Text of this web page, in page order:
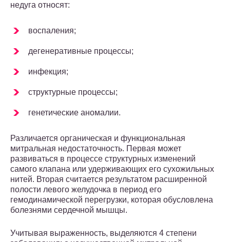
недуга относят:
воспаления;
дегенеративные процессы;
инфекция;
структурные процессы;
генетические аномалии.
Различается органическая и функциональная
митральная недостаточность. Первая может
развиваться в процессе структурных изменений
самого клапана или удерживающих его сухожильных
нитей. Вторая считается результатом расширенной
полости левого желудочка в период его
гемодинамической перегрузки, которая обусловлена
болезнями сердечной мышцы.
Учитывая выраженность, выделяются 4 степени